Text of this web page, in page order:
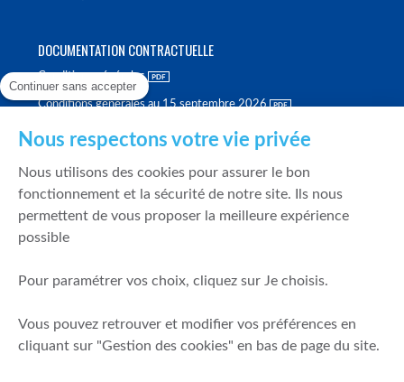
DOCUMENTATION CONTRACTUELLE
Conditions générales
Conditions générales au 15 septembre 2026
Politique de meilleure sélection
Politique de durabilité
Fonds de garantie des dépôts et de résolution
Mentions légales
Prévention de la fraude
Continuer sans accepter
Nous respectons votre vie privée
Nous utilisons des cookies pour assurer le bon
fonctionnement et la sécurité de notre site. Ils nous
permettent de vous proposer la meilleure expérience
possible
Pour paramétrer vos choix, cliquez sur Je choisis.
Vous pouvez retrouver et modifier vos préférences en
cliquant sur "Gestion des cookies" en bas de page du site.